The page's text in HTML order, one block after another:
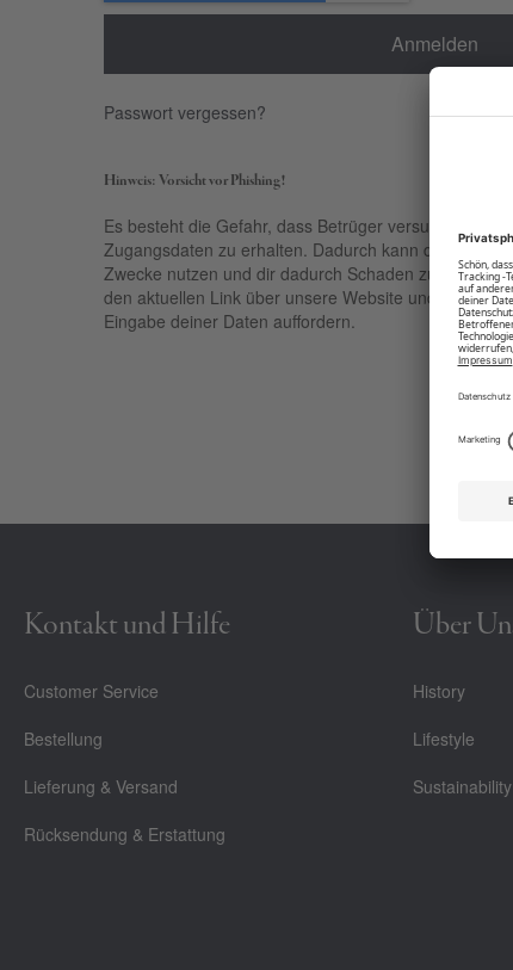
Anmelden
Passwort vergessen?
Hinweis: Vorsicht vor Phishing!
Es besteht die Gefahr, dass Betrüger versuchen, über
Zugangsdaten zu erhalten. Dadurch kann der
Zwecke nutzen und dir dadurch Schaden zufügen.
den aktuellen Link über unsere Website und sei
Eingabe deiner Daten auffordern.
Kontakt und Hilfe
Customer Service
Bestellung
Lieferung & Versand
Rücksendung & Erstattung
Über
History
Lifestyle
Sustainability